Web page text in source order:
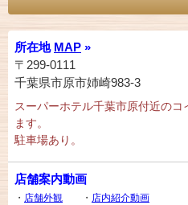
所在地 MAP »
〒299-0111
千葉県市原市姉崎983-3
スーパーホテル千葉市原付近の
ます。
駐車場あり。
店舗案内動画
・ 店舗外観 ・ 店内紹介動画